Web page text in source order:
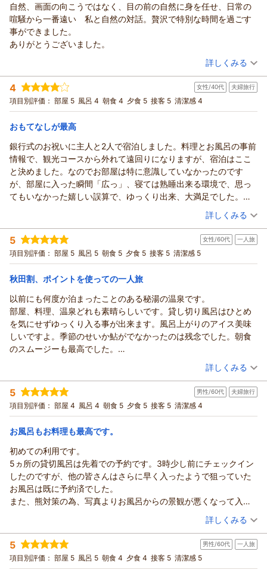
自然、画面の向こうではなく、目の前の自然に身を任せ、日常の
喧騒から一番遠い 私と自然の対話。贅沢で特別な時間を過ごす
事ができました。
ありがとうございました。
（投稿日：2026/06/25）
宿泊時期： 2026年06月宿泊 (一人旅)
投稿者： yukkiさん
宿泊プラン： ◆ ひとり旅 満喫プラン ◆ 秘湯と贅沢な食をゆったり愉
しむ大人の醍醐味
シングル 朝・夕
宿泊価格帯： 24,001～25,000円(大人一人あたり/税込)
詳しくみる
4 女性/40代 夫婦旅行
項目別評価： 部屋 5 風呂 4 朝食 4 夕食 5 接客 5 清潔感 4
おもてなしが最高
銀行式のお祝いに主人と2人で宿泊しました。料理とお風呂の事前
情報で、観光コースから外れて遠回りになりますが、宿泊はここ
と決めました。なのでお部屋は特に意識していなかったのです
が、部屋に入った瞬間「広っ」、寝ては熟睡出来る環境で、思っ
てもいなかった嬉しい誤算で、ゆっくり出来、大満足でした。
夕食も地元のお野菜とか、普段食べれない物とかを美味しく頂け
て、確かに夕食の口コミ高評価なの、頷けるなあとこれも大満
足。後は期待していたお風呂ですが。。。露天風呂の写真を見
て、絶対ここがいい！と思っていたので、熊対策の柵や何対策か
分からないネットがしてあったのが本当に残念でした。柵は熊対
にある景観を期待していたので本当に本当に残念です。。。出来
たら新しい写真に更新してもらえてたらと思います。期待が余り
にも大きかったので、落ち込み具合も激しく、地理的に遠すぎて
（飛行機も乗れない人なので）今生では多分もう訪れられないと
思うと余計残念でなりません。あと、これは宿泊者のマナー意識
の問題なので、旅館の方のせいでは絶対無いのですが、脱衣所に
沸いてくるやら。。。その後はもうお湯に浸かる気になれず、折
角予約していた貸し切り時間でしたが、早々に切り上げざるを得
なかったのが本当に悔しかったです。皆さん、公共の場なのでマ
ナーを守りましょうと声を大にして言いたいです。
（投稿日：2026/06/22）
宿泊時期： 2026年06月宿泊 (夫婦旅行)
投稿者： トモさん
宿泊プラン： ◆ 和洋室・夕食コース・スタンダード ◆
朝・夕
宿泊価格帯： 25,001～26,000円(大人一人あたり/税込)
詳しくみる
5 女性/60代 一人旅
項目別評価： 部屋 5 風呂 5 朝食 5 夕食 5 接客 5 清潔感 5
秋田割、ポイントを使っての一人旅
以前にも何度か泊まったことのある秘湯の温泉です。
部屋、料理、温泉どれも素晴らしいです。貸し切り風呂はひとめ
を気にせずゆっくり入る事が出来ます。風呂上がりのアイス美味
しいですよ。季節のせいか鮎がでなかったのは残念でした。朝食
のスムージーも最高でした。
2泊したので近くの温泉にも出かける事が出来ました。帰ってから
の昼食も頼み、稲庭うどん、そばの選択です。私はそばをお願い
しました。天ぷらも美味しく、お腹がいっぱいになりました。秋
田割、ポイントを使いとても安く宿泊出来ました。皆さんも秋田
割を使い是非秋田におざってたんせ。
（投稿日：2026/06/19）
宿泊時期： 2026年05月宿泊 (一人旅)
投稿者： みどさん
宿泊プラン： ◆ ひとり旅 満喫プラン ◆ 秘湯と贅沢な食をゆったり愉
しむ大人の醍醐味
シングル 朝・夕
宿泊価格帯： 24,001～25,000円(大人一人あたり/税込)
詳しくみる
5 男性/60代 夫婦旅行
項目別評価： 部屋 4 風呂 4 朝食 5 夕食 5 接客 5 清潔感 4
お風呂もお料理も最高です。
初めての利用です。
5ヵ所の貸切風呂は先着での予約です。3時少し前にチェックイン
したのですが、他の皆さんはさらに早く入ったようで狙っていた
お風呂は既に予約済でした。
また、熊対策の為、写真よりお風呂からの景観が悪くなって入る
食事は朝夕共、個室での提供で落ち着いて取ることが出来まし
た。ただ、簡易的な仕切りの食堂食もあるようなので注意が必要
かも？
食事は山菜も豊富でとても美味しかったです。
（投稿日：2026/06/16）
宿泊時期： 2026年06月宿泊 (夫婦旅行)
投稿者： もりさん
宿泊プラン： ◆ 和洋室・夕食コース・スタンダード ◆
朝・夕
詳しくみる
5 男性/60代 一人旅
項目別評価： 部屋 5 風呂 5 朝食 4 夕食 4 接客 5 清潔感 5